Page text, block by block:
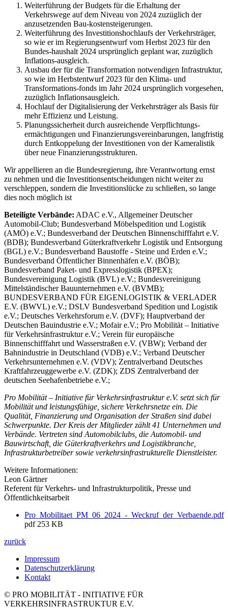
Weiterführung der Budgets für die Erhaltung der
Verkehrswege auf dem Niveau von 2024 zuzüglich der
anzusetzenden Bau-kostensteigerungen.
Weiterführung des Investitionshochlaufs der Verkehrsträger,
so wie er im Regierungsentwurf vom Herbst 2023 für den
Bundes-haushalt 2024 ursprünglich geplant war, zuzüglich
Inflations-ausgleich.
Ausbau der für die Transformation notwendigen Infrastruktur,
so wie im Herbstentwurf 2023 für den Klima- und
Transformations-fonds im Jahr 2024 ursprünglich vorgesehen,
zuzüglich Inflationsausgleich.
Hochlauf der Digitalisierung der Verkehrsträger als Basis für
mehr Effizienz und Leistung.
Planungssicherheit durch ausreichende Verpflichtungs-
ermächtigungen und Finanzierungsvereinbarungen, langfristig
durch Entkoppelung der Investitionen von der Kameralistik
über neue Finanzierungsstrukturen.
Wir appellieren an die Bundesregierung, ihre Verantwortung ernst
zu nehmen und die Investitionsentscheidungen nicht weiter zu
verschleppen, sondern die Investitionslücke zu schließen, so lange
dies noch möglich ist
Beteiligte Verbände: ADAC e.V., Allgemeiner Deutscher
Automobil-Club; Bundesverband Möbelspedition und Logistik
(AMÖ) e.V.; Bundesverband der Deutschen Binnenschifffahrt e.V.
(BDB); Bundesverband Güterkraftverkehr Logistik und Entsorgung
(BGL) e.V.; Bundesverband Baustoffe - Steine und Erden e.V.;
Bundesverband Öffentlicher Binnenhäfen e.V. (BÖB);
Bundesverband Paket- und Expresslogistik (BPEX);
Bundesvereinigung Logistik (BVL) e.V.; Bundesvereinigung
Mittelständischer Bauunternehmen e.V. (BVMB);
BUNDESVERBAND FÜR EIGENLOGISTIK & VERLADER
E.V. (BWVL) e.V.; DSLV Bundesverband Spedition und Logistik
e.V.; Deutsches Verkehrsforum e.V. (DVF); Hauptverband der
Deutschen Bauindustrie e.V.; Mofair e.V.; Pro Mobilität – Initiative
für Verkehrsinfrastruktur e.V.; Verein für europäische
Binnenschifffahrt und Wasserstraßen e.V. (VBW); Verband der
Bahnindustrie in Deutschland (VDB) e.V.; Verband Deutscher
Verkehrsunternehmen e.V. (VDV); Zentralverband Deutsches
Kraftfahrzeuggewerbe e.V. (ZDK); ZDS Zentralverband der
deutschen Seehafenbetriebe e.V.;
Pro Mobilität – Initiative für Verkehrsinfrastruktur e.V. setzt sich für
Mobilität und leistungsfähige, sichere Verkehrsnetze ein. Die
Qualität, Finanzierung und Organisation der Straßen sind dabei
Schwerpunkte. Der Kreis der Mitglieder zählt 41 Unternehmen und
Verbände. Vertreten sind Automobilclubs, die Automobil- und
Bauwirtschaft, die Güterkraftverkehrs und Logistikbranche,
Infrastrukturbetreiber sowie verkehrsinfrastrukturelle Dienstleister.
Weitere Informationen:
Leon Gärtner
Referent für Verkehrs- und Infrastrukturpolitik, Presse und
Öffentlichkeitsarbeit
Pro_Mobilitaet_PM_06_2024_-_Weckruf_der_Verbaende.pdf
pdf 253 KB
zurück
Impressum
Datenschutzerklärung
Kontakt
© PRO MOBILITÄT - INITIATIVE FÜR
VERKEHRSINFRASTRUKTUR E.V.